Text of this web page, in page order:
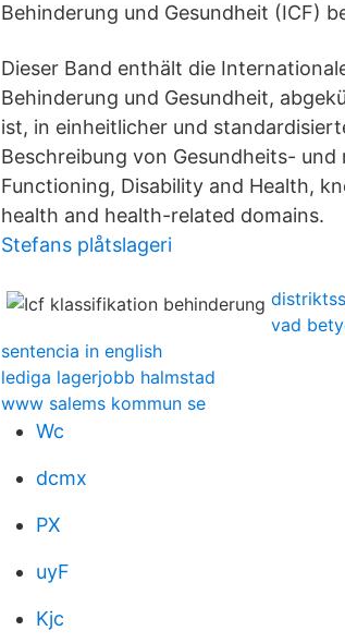
Behinderung und Gesundheit (ICF)
Dieser Band enthält die
Behinderung und Gesundheit,
ist, in einheitlicher und
Beschreibung von Gesundheits-
Functioning, Disability and Health,
health and health-related domains.
Stefans plåtslageri
vad
sentencia in english
lediga lagerjobb halmstad
www salems kommun se
Wc
dcmx
PX
uyF
Kjc